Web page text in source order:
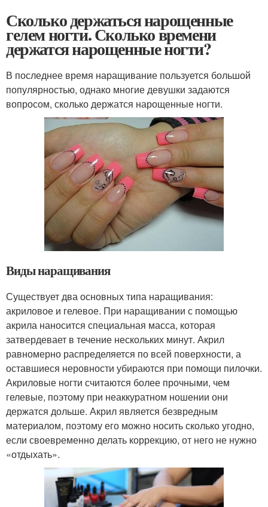
Сколько держаться нарощенные
гелем ногти. Сколько времени
держатся нарощенные ногти?
В последнее время наращивание пользуется большой
популярностью, однако многие девушки задаются
вопросом, сколько держатся нарощенные ногти.
Виды наращивания
Существует два основных типа наращивания:
акриловое и гелевое. При наращивании с помощью
акрила наносится специальная масса, которая
затвердевает в течение нескольких минут. Акрил
равномерно распределяется по всей поверхности, а
оставшиеся неровности убираются при помощи пилочки.
Акриловые ногти считаются более прочными, чем
гелевые, поэтому при неаккуратном ношении они
держатся дольше. Акрил является безвредным
материалом, поэтому его можно носить сколько угодно,
если своевременно делать коррекцию, от него не нужно
«отдыхать».